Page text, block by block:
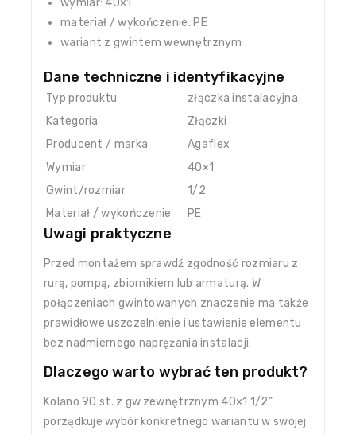
wymiar: 40×1
materiał / wykończenie: PE
wariant z gwintem wewnętrznym
Dane techniczne i identyfikacyjne
Typ produktu
złączka instalacyjna
Kategoria
Złączki
Producent / marka
Agaflex
Wymiar
40×1
Gwint/rozmiar
1/2
Materiał / wykończenie
PE
Uwagi praktyczne
Przed montażem sprawdź zgodność rozmiaru z
rurą, pompą, zbiornikiem lub armaturą. W
połączeniach gwintowanych znaczenie ma także
prawidłowe uszczelnienie i ustawienie elementu
bez nadmiernego naprężania instalacji.
Dlaczego warto wybrać ten produkt?
Kolano 90 st. z gw.zewnętrznym 40×1 1/2"
porządkuje wybór konkretnego wariantu w swojej